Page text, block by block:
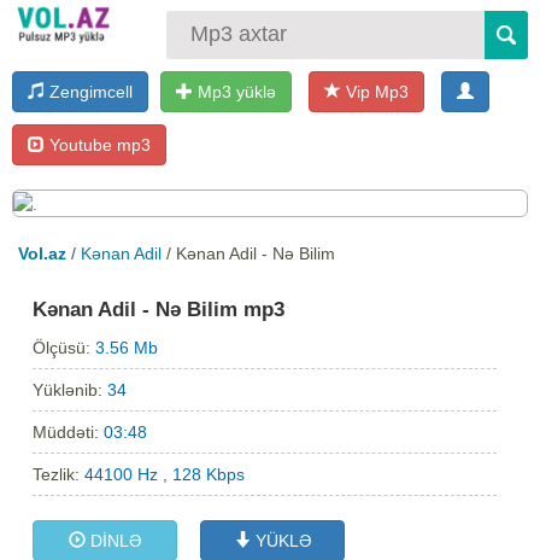
Zengimcell Mp3 yüklə Vip Mp3
Youtube mp3
Vol.az / Kənan Adil / Kənan Adil - Nə Bilim
Kənan Adil - Nə Bilim mp3
Ölçüsü:3.56 Mb
Yüklənib:34
Müddəti:03:48
Tezlik:44100 Hz , 128 Kbps
DİNLƏ YÜKLƏ